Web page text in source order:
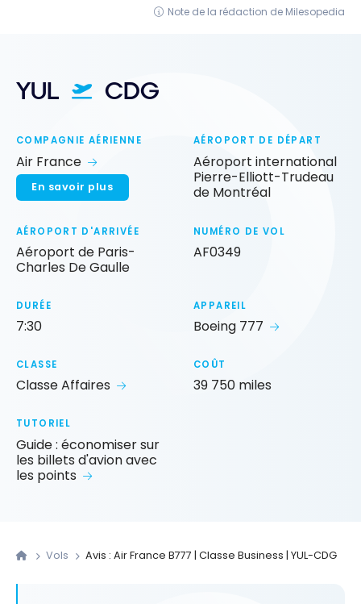
Note de la rédaction de Milesopedia
YUL CDG
COMPAGNIE AÉRIENNE
Air France
En savoir plus
AÉROPORT DE DÉPART
Aéroport international
Pierre-Elliott-Trudeau
de Montréal
AÉROPORT D'ARRIVÉE
Aéroport de Paris-
Charles De Gaulle
NUMÉRO DE VOL
AF0349
DURÉE
7:30
APPAREIL
Boeing 777
CLASSE
Classe Affaires
COÛT
39 750 miles
TUTORIEL
Guide : économiser sur
les billets d'avion avec
les points
Vols Avis : Air France B777 | Classe Business | YUL-CDG